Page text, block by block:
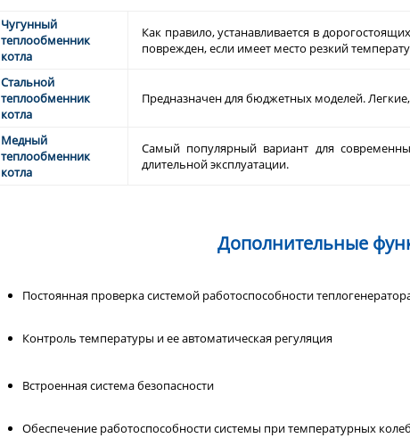
Чугунный
теплообменник
котла
Как правило, устанавливается в
поврежден, если имеет место резкий
Стальной
теплообменник
котла
Предназначен для бюджетных моделей.
Медный
теплообменник
котла
Самый популярный вариант для
длительной эксплуатации.
Дополнительные
Постоянная проверка системой работоспособности
Контроль температуры и ее автоматическая регуляция
Встроенная система безопасности
Обеспечение работоспособности системы при температурных